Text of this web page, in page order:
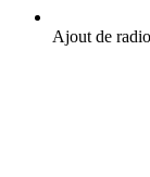
Ajout de